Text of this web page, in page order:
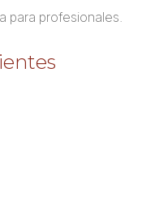
para profesionales.